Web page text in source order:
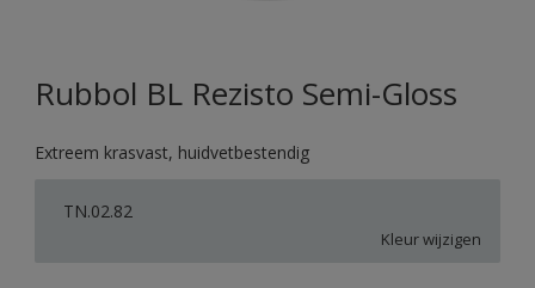
Rubbol BL Rezisto Semi-Gloss
Extreem krasvast, huidvetbestendig
TN.02.82
Kleur wijzigen